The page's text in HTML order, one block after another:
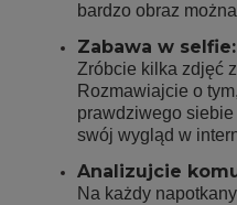
bardzo obraz
Zabawa w selfie:
Zróbcie kilka zdjęć
Rozmawiajcie o
prawdziwego
swój wygląd w
Analizujcie
Na każdy